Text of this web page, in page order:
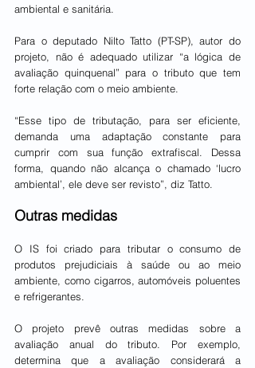
ambiental e sanitária.
Para o deputado Nilto Tatto (PT-SP), autor do
projeto, não é adequado utilizar “a lógica de
avaliação quinquenal” para o tributo que tem
forte relação com o meio ambiente.
“Esse tipo de tributação, para ser eficiente,
demanda uma adaptação constante para
cumprir com sua função extrafiscal. Dessa
forma, quando não alcança o chamado ‘lucro
ambiental’, ele deve ser revisto”, diz Tatto.
Outras medidas
O IS foi criado para tributar o consumo de
produtos prejudiciais à saúde ou ao meio
ambiente, como cigarros, automóveis poluentes
e refrigerantes.
O projeto prevê outras medidas sobre a
avaliação anual do tributo. Por exemplo,
determina que a avaliação considerará a